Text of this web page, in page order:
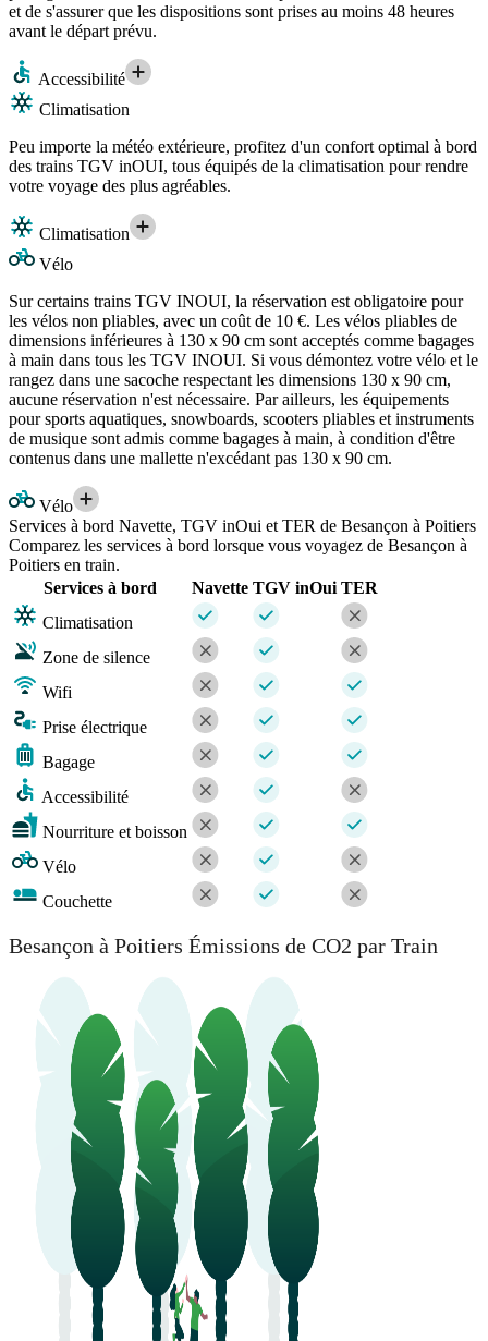
et de s'assurer que les dispositions sont prises au moins 48 heures
avant le départ prévu.
Accessibilité
Climatisation
Peu importe la météo extérieure, profitez d'un confort optimal à bord
des trains TGV inOUI, tous équipés de la climatisation pour rendre
votre voyage des plus agréables.
Climatisation
Vélo
Sur certains trains TGV INOUI, la réservation est obligatoire pour
les vélos non pliables, avec un coût de 10 €. Les vélos pliables de
dimensions inférieures à 130 x 90 cm sont acceptés comme bagages
à main dans tous les TGV INOUI. Si vous démontez votre vélo et le
rangez dans une sacoche respectant les dimensions 130 x 90 cm,
aucune réservation n'est nécessaire. Par ailleurs, les équipements
pour sports aquatiques, snowboards, scooters pliables et instruments
de musique sont admis comme bagages à main, à condition d'être
contenus dans une mallette n'excédant pas 130 x 90 cm.
Vélo
Services à bord Navette, TGV inOui et TER de Besançon à Poitiers
Comparez les services à bord lorsque vous voyagez de Besançon à
Poitiers en train.
Services à bord
Navette TGV inOui TER
Climatisation
Zone de silence
Wifi
Prise électrique
Bagage
Accessibilité
Nourriture et boisson
Vélo
Couchette
Besançon à Poitiers Émissions de CO2 par Train